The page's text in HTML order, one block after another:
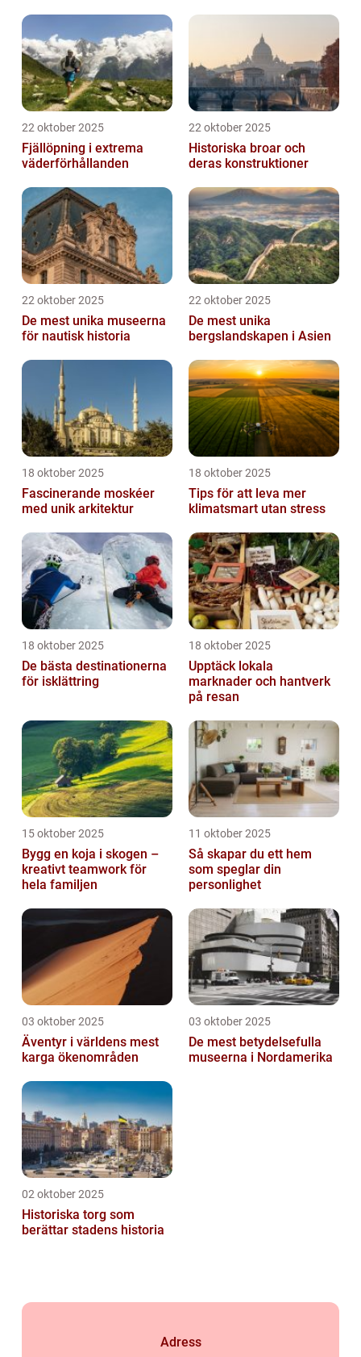
22 oktober 2025
Fjällöpning i extrema
väderförhållanden
22 oktober 2025
Historiska broar och
deras konstruktioner
22 oktober 2025
De mest unika museerna
för nautisk historia
22 oktober 2025
De mest unika
bergslandskapen i Asien
18 oktober 2025
Fascinerande moskéer
med unik arkitektur
18 oktober 2025
Tips för att leva mer
klimatsmart utan stress
18 oktober 2025
De bästa destinationerna
för isklättring
18 oktober 2025
Upptäck lokala
marknader och hantverk
på resan
15 oktober 2025
Bygg en koja i skogen –
kreativt teamwork för
hela familjen
11 oktober 2025
Så skapar du ett hem
som speglar din
personlighet
03 oktober 2025
Äventyr i världens mest
karga ökenområden
03 oktober 2025
De mest betydelsefulla
museerna i Nordamerika
02 oktober 2025
Historiska torg som
berättar stadens historia
Adress